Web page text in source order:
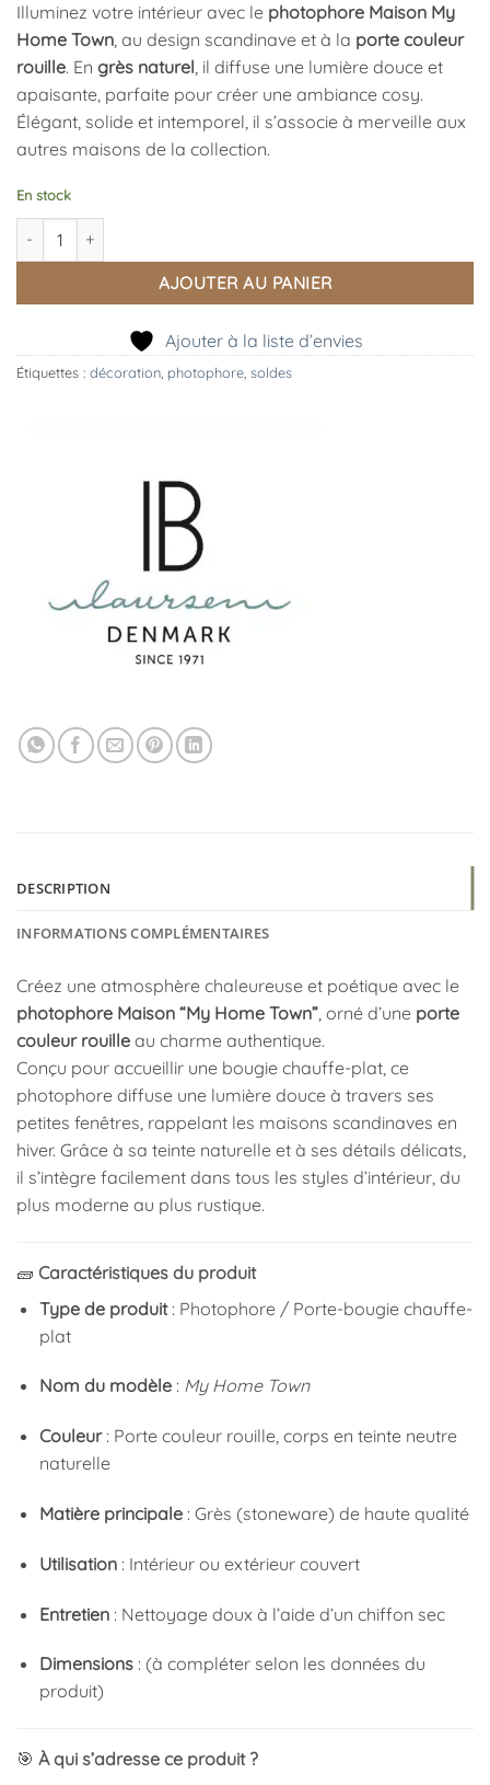
Illuminez votre intérieur avec le photophore Maison My
Home Town, au design scandinave et à la porte couleur
rouille. En grès naturel, il diffuse une lumière douce et
apaisante, parfaite pour créer une ambiance cosy.
Élégant, solide et intemporel, il s’associe à merveille aux
autres maisons de la collection.
En stock
quantité de Photophore Maison “My Home Town” Porte couleur
AJOUTER AU PANIER
Ajouter à la liste d’envies
Étiquettes : décoration photophore soldes
DESCRIPTION
INFORMATIONS COMPLÉMENTAIRES
Créez une atmosphère chaleureuse et poétique avec le
photophore Maison “My Home Town” , orné d’une porte
couleur rouille au charme authentique.
Conçu pour accueillir une bougie chauffe-plat, ce
photophore diffuse une lumière douce à travers ses
petites fenêtres, rappelant les maisons scandinaves en
hiver. Grâce à sa teinte naturelle et à ses détails délicats,
il s’intègre facilement dans tous les styles d’intérieur, du
plus moderne au plus rustique.
🧱 Caractéristiques du produit
Type de produit: Photophore / Porte-bougie chauffe-
plat
Nom du modèle: My Home Town
Couleur: Porte couleur rouille, corps en teinte neutre
naturelle
Matière principale: Grès (stoneware) de haute qualité
Utilisation: Intérieur ou extérieur couvert
Entretien: Nettoyage doux à l’aide d’un chiffon sec
Dimensions: (à compléter selon les données du
produit)
🎯 À qui s’adresse ce produit ?